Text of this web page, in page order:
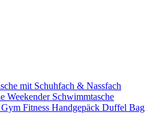
mit Schuhfach & Nassfach
Weekender Schwimmtasche
Gym Fitness Handgepäck Duffel Bag